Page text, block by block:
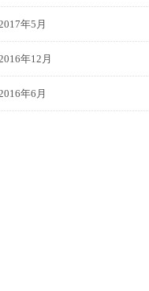
年5月
年12月
年6月